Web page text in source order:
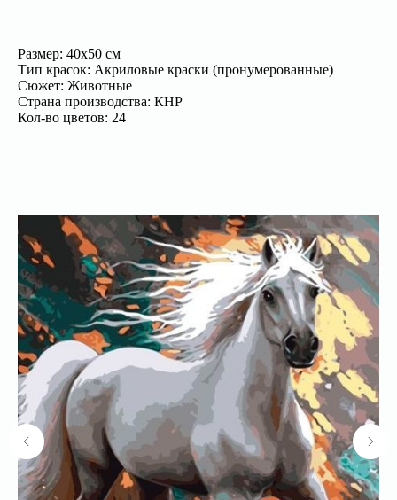
Размер: 40х50 см
Тип красок: Акриловые краски (пронумерованные)
Сюжет: Животные
Страна производства: КНР
Кол-во цветов: 24